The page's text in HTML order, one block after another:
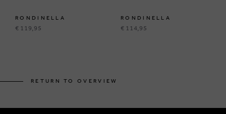
RONDINELLA
€ 119,95
RONDINELLA
€ 114,95
RETURN TO OVERVIEW